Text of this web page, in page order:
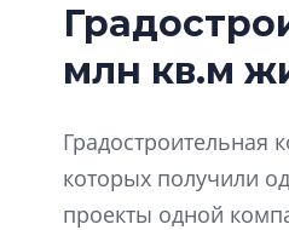
млн кв.м
Градостроительная
которых получили
проекты одной